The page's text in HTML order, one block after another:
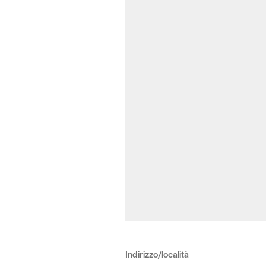
Indirizzo/località